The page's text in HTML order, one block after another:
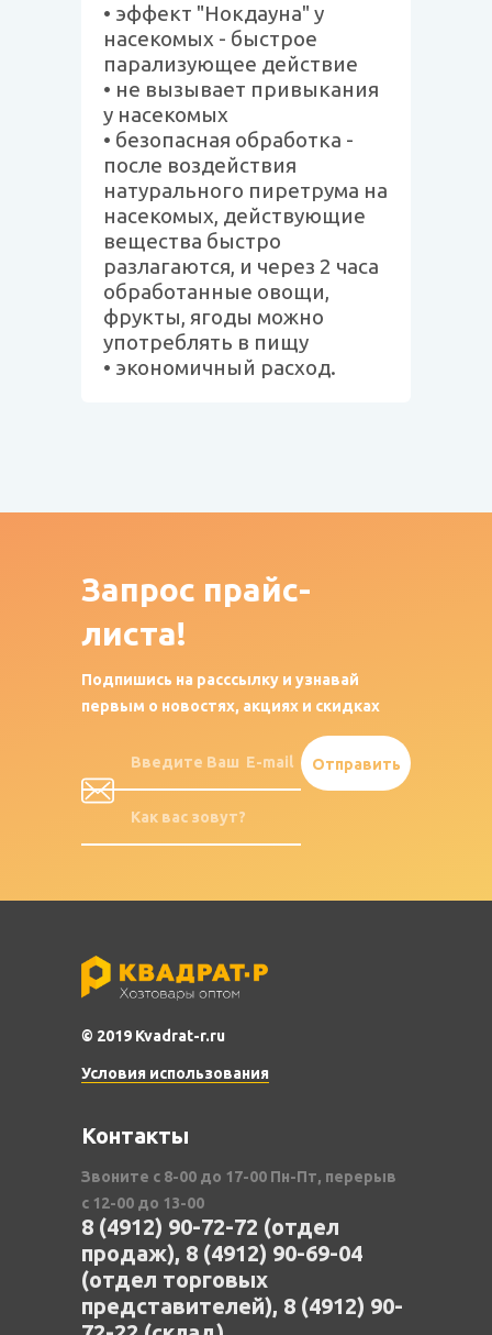
• эффект "Нокдауна" у
насекомых - быстрое
парализующее действие
• не вызывает привыкания
у насекомых
• безопасная обработка -
после воздействия
натурального пиретрума на
насекомых, действующие
вещества быстро
разлагаются, и через 2 часа
обработанные овощи,
фрукты, ягоды можно
употреблять в пищу
• экономичный расход.
Запрос прайс-
листа!
Подпишись на расссылку и узнавай
первым о новостях, акциях и скидках
© 2019 Kvadrat-r.ru
Условия использования
Контакты
Звоните с 8-00 до 17-00 Пн-Пт, перерыв
с 12-00 до 13-00
8 (4912) 90-72-72 (отдел
продаж), 8 (4912) 90-69-04
(отдел торговых
представителей), 8 (4912) 90-